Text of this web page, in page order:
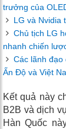
trưởng của
LG và Nvidia
Chủ tịch LG
nhanh chiến
Các lãnh đạo
Ấn Độ và Việt
Kết quả này
B2B và dịch
Hàn Quốc